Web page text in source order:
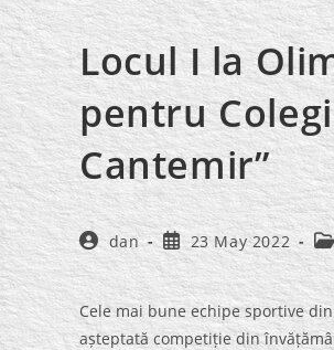
Locul I la
pentru
Cantemir”
Post
author:
dan
Post
published:
23 May 2022
Cele mai bune echipe sportive
așteptată competiție din